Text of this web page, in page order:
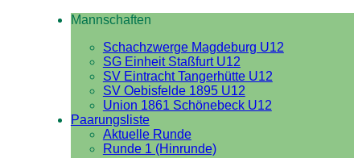
Mannschaften
Schachzwerge Magdeburg U12
SG Einheit Staßfurt U12
SV Eintracht Tangerhütte U12
SV Oebisfelde 1895 U12
Union 1861 Schönebeck U12
Paarungsliste
Aktuelle Runde
Runde 1 (Hinrunde)